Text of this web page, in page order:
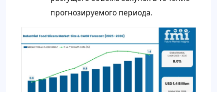
прогнозируемого периода.